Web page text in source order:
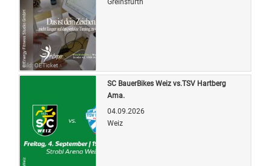
Bild: OETicket
SC BauerBikes Weiz vs.TSV Hartberg
Ama.
04.09.2026
Weiz